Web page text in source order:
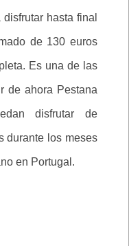
hasta final
de 130 euros
Es una de las
de ahora Pestana
disfrutar de
durante los meses
en Portugal.